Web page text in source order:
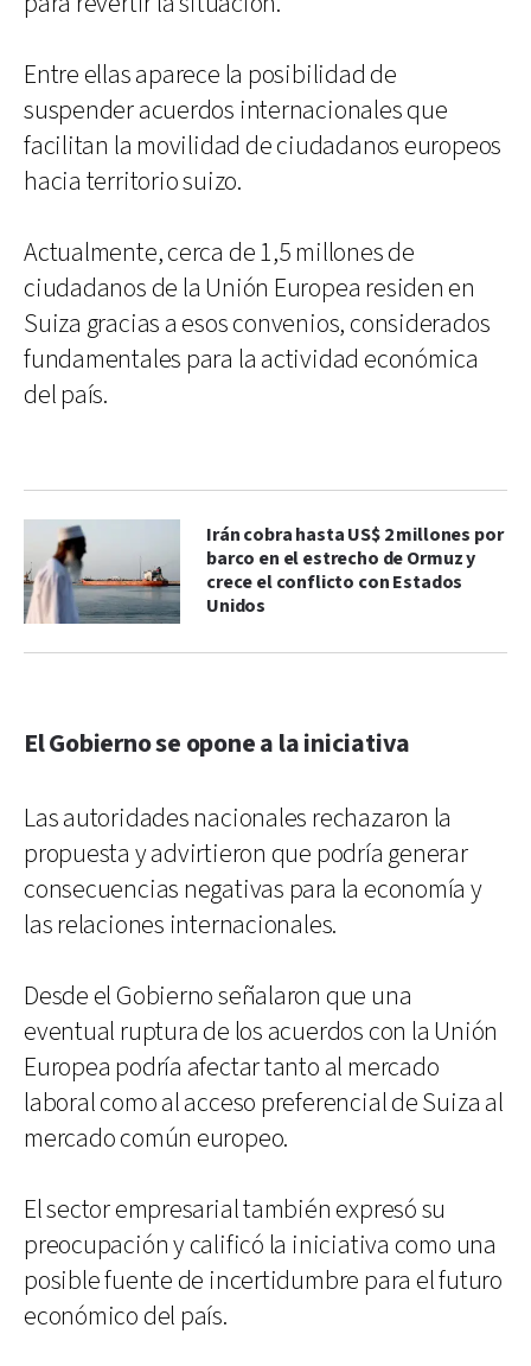
Entre ellas aparece la posibilidad de
suspender acuerdos internacionales que
facilitan la movilidad de ciudadanos europeos
hacia territorio suizo.
Actualmente, cerca de 1,5 millones de
ciudadanos de la Unión Europea residen en
Suiza gracias a esos convenios, considerados
fundamentales para la actividad económica
del país.
Irán cobra hasta US$ 2 millones por
barco en el estrecho de Ormuz y
crece el conflicto con Estados
Unidos
El Gobierno se opone a la iniciativa
Las autoridades nacionales rechazaron la
propuesta y advirtieron que podría generar
consecuencias negativas para la economía y
las relaciones internacionales.
Desde el Gobierno señalaron que una
eventual ruptura de los acuerdos con la Unión
Europea podría afectar tanto al mercado
laboral como al acceso preferencial de Suiza al
mercado común europeo.
El sector empresarial también expresó su
preocupación y calificó la iniciativa como una
posible fuente de incertidumbre para el futuro
económico del país.